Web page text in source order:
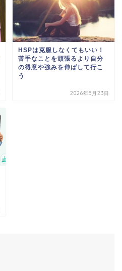
HSPは克服しなくてもいい！
苦手なことを頑張るより自分
の得意や強みを伸ばして行こ
う
2026年5月23日